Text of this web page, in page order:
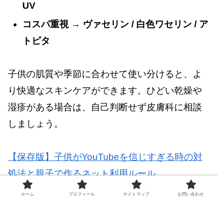
UV
コスパ重視 → ヴァセリン / 白色ワセリン / ア
トピタ
子供の肌質や季節に合わせて使い分けると、よ
り快適なスキンケアができます。ひどい乾燥や
湿疹がある場合は、自己判断せず皮膚科に相談
しましょう。
【保存版】子供がYouTubeを信じすぎる時の対
処法と親子で作るネット利用ルール
ホーム プロフィール サイトマップ お問い合わせ